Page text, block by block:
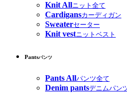
Knit Allニット全て
Cardigansカーディガン
Sweaterセーター
Knit vestニットベスト
Pantsパンツ
Pants Allパンツ全て
Denim pantsデニムパン